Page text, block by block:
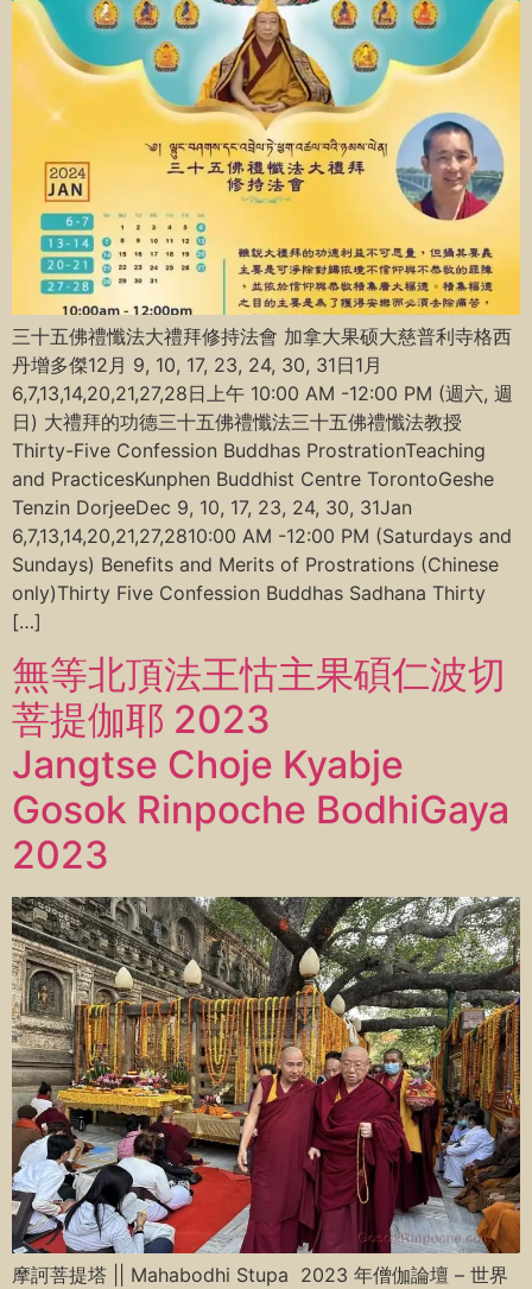
三十五佛禮懺法大禮拜修持法會 加拿大果硕大慈普利寺格西
丹增多傑12月 9, 10, 17, 23, 24, 30, 31日1月
6,7,13,14,20,21,27,28日上午 10:00 AM -12:00 PM (週六, 週
日) 大禮拜的功德三十五佛禮懺法三十五佛禮懺法教授
Thirty-Five Confession Buddhas ProstrationTeaching
and PracticesKunphen Buddhist Centre TorontoGeshe
Tenzin DorjeeDec 9, 10, 17, 23, 24, 30, 31Jan
6,7,13,14,20,21,27,2810:00 AM -12:00 PM (Saturdays and
Sundays) Benefits and Merits of Prostrations (Chinese
only)Thirty Five Confession Buddhas Sadhana Thirty
[…]
無等北頂法王怙主果碩仁波切
菩提伽耶 2023
Jangtse Choje Kyabje
Gosok Rinpoche BodhiGaya
2023
摩訶菩提塔 || Mahabodhi Stupa 2023 年僧伽論壇 – 世界